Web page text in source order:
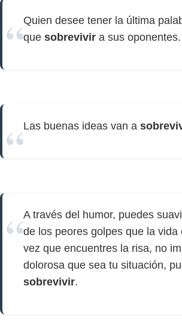
Quien desee tener la última
que sobrevivir a sus oponentes.
Las buenas ideas van a
A través del humor, puedes
de los peores golpes que la vida
vez que encuentres la risa, no
dolorosa que sea tu situación,
sobrevivir.